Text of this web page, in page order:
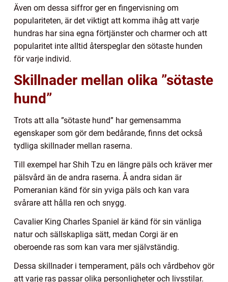
Även om dessa siffror ger en fingervisning om
populariteten, är det viktigt att komma ihåg att varje
hundras har sina egna förtjänster och charmer och att
popularitet inte alltid återspeglar den sötaste hunden
för varje individ.
Skillnader mellan olika ”sötaste
hund”
Trots att alla ”sötaste hund” har gemensamma
egenskaper som gör dem bedårande, finns det också
tydliga skillnader mellan raserna.
Till exempel har Shih Tzu en längre päls och kräver mer
pälsvård än de andra raserna. Å andra sidan är
Pomeranian känd för sin yviga päls och kan vara
svårare att hålla ren och snygg.
Cavalier King Charles Spaniel är känd för sin vänliga
natur och sällskapliga sätt, medan Corgi är en
oberoende ras som kan vara mer självständig.
Dessa skillnader i temperament, päls och vårdbehov gör
att varje ras passar olika personligheter och livsstilar.